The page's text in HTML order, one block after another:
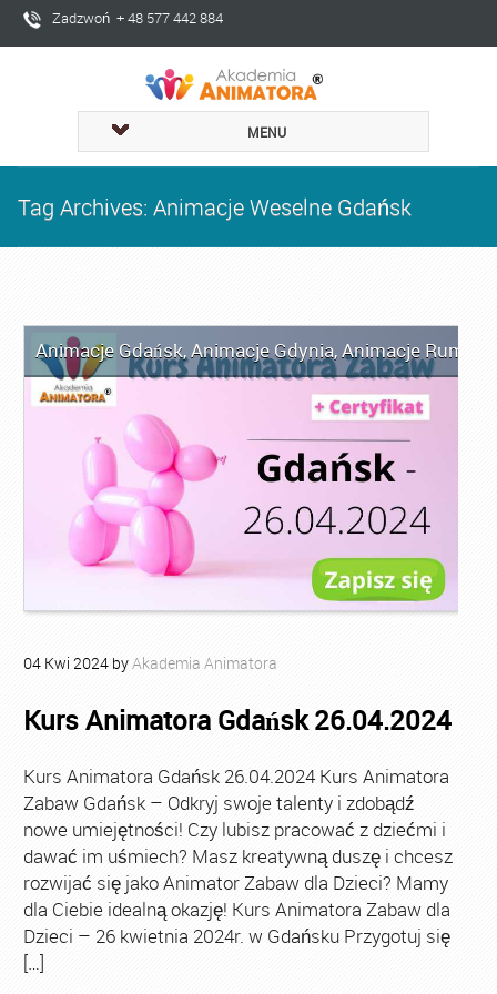
Zadzwoń + 48 577 442 884
MENU
Tag Archives: Animacje Weselne Gdańsk
Animacje Gdańsk,Animacje Gdynia,Animacje Rumia
04 Kwi 2024 byAkademia Animatora
Kurs Animatora Gdańsk 26.04.2024
Kurs Animatora Gdańsk 26.04.2024 Kurs Animatora
Zabaw Gdańsk – Odkryj swoje talenty i zdobądź
nowe umiejętności! Czy lubisz pracować z dziećmi i
dawać im uśmiech? Masz kreatywną duszę i chcesz
rozwijać się jako Animator Zabaw dla Dzieci? Mamy
dla Ciebie idealną okazję! Kurs Animatora Zabaw dla
Dzieci – 26 kwietnia 2024r. w Gdańsku Przygotuj się
[…]